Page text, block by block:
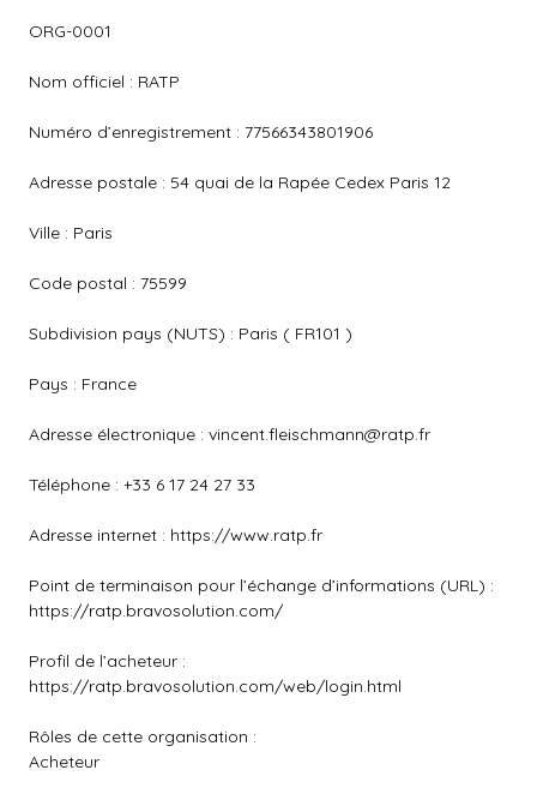
ORG-0001
Nom officiel : RATP
Numéro d’enregistrement : 77566343801906
Adresse postale : 54 quai de la Rapée Cedex Paris 12
Ville : Paris
Code postal : 75599
Subdivision pays (NUTS) : Paris ( FR101 )
Pays : France
Adresse électronique : vincent.fleischmann@ratp.fr
Téléphone : +33 6 17 24 27 33
Adresse internet : https://www.ratp.fr
Point de terminaison pour l’échange d’informations (URL) :
https://ratp.bravosolution.com/
Profil de l’acheteur :
https://ratp.bravosolution.com/web/login.html
Rôles de cette organisation :
Acheteur